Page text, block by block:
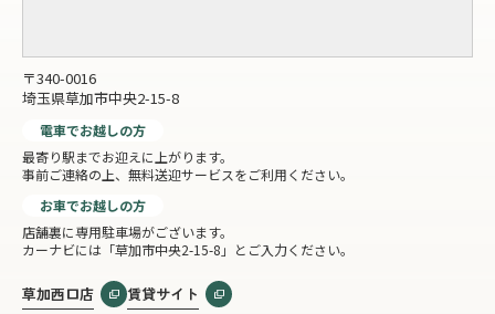
〒340-0016
埼玉県草加市中央2-15-8
電車でお越しの方
最寄り駅までお迎えに上がります。
事前ご連絡の上、無料送迎サービスをご利用ください。
お車でお越しの方
店舗裏に専用駐車場がございます。
カーナビには「草加市中央2-15-8」とご入力ください。
草加西口店 賃貸サイト